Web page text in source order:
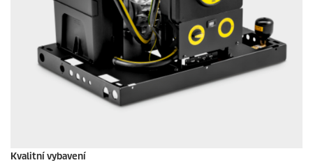
Kvalitní vybavení